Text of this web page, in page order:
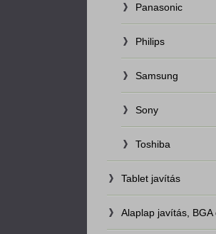
Panasonic
Philips
Samsung
Sony
Toshiba
Tablet javítás
Alaplap javítás, BGA